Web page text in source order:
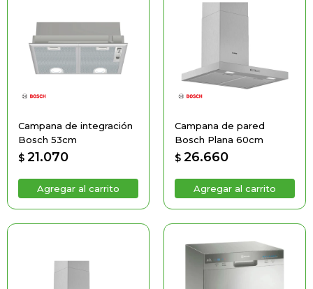
Campana de integración
Bosch 53cm
$ 21.070
Campana de pared
Bosch Plana 60cm
$ 26.660